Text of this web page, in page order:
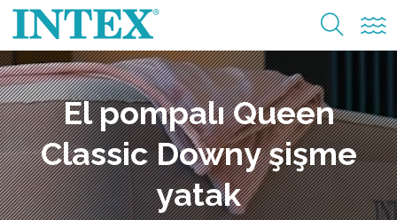
El pompalı Queen
Classic Downy şişme
yatak